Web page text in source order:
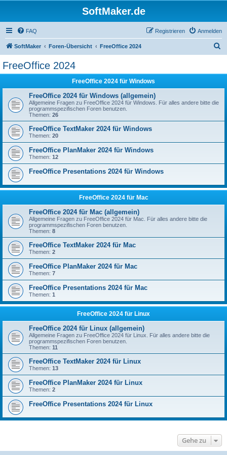
SoftMaker.de
FAQ Anmelden
Registrieren
SoftMaker Foren-Übersicht FreeOffice 2024
FreeOffice 2024
FreeOffice 2024 für Windows
FreeOffice 2024 für Windows (allgemein)
Allgemeine Fragen zu FreeOffice 2024 für Windows. Für alles andere bitte die
programmspezifischen Foren benutzen.
Themen: 26
FreeOffice TextMaker 2024 für Windows
Themen: 20
FreeOffice PlanMaker 2024 für Windows
Themen: 12
FreeOffice Presentations 2024 für Windows
FreeOffice 2024 für Mac
FreeOffice 2024 für Mac (allgemein)
Allgemeine Fragen zu FreeOffice 2024 für Mac. Für alles andere bitte die
programmspezifischen Foren benutzen.
Themen: 8
FreeOffice TextMaker 2024 für Mac
Themen: 2
FreeOffice PlanMaker 2024 für Mac
Themen: 7
FreeOffice Presentations 2024 für Mac
Themen: 1
FreeOffice 2024 für Linux
FreeOffice 2024 für Linux (allgemein)
Allgemeine Fragen zu FreeOffice 2024 für Linux. Für alles andere bitte die
programmspezifischen Foren benutzen.
Themen: 11
FreeOffice TextMaker 2024 für Linux
Themen: 13
FreeOffice PlanMaker 2024 für Linux
Themen: 2
FreeOffice Presentations 2024 für Linux
Gehe zu